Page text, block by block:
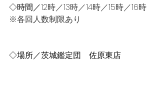
◇時間／12時／13時／14時／15時／16時
※各回人数制限あり
◇場所／茨城鑑定団　佐原東店